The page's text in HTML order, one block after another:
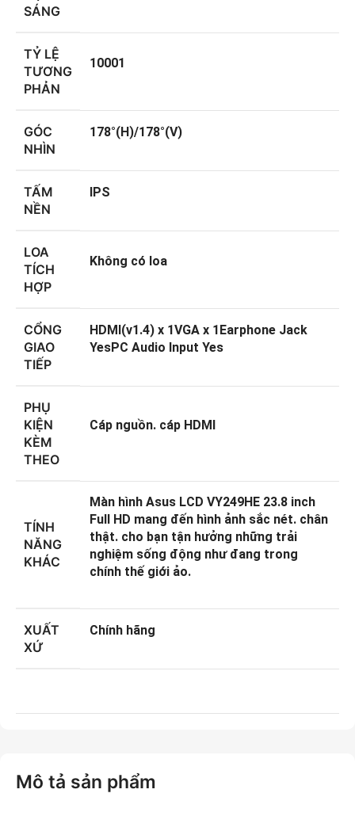
Mô tả sản phẩm
SÁNG
TỶ LỆ
TƯƠNG
PHẢN
10001
GÓC
NHÌN
178°(H)/178°(V)
TẤM
NỀN
IPS
LOA
TÍCH
HỢP
Không có loa
CỔNG
GIAO
TIẾP
HDMI(v1.4) x 1VGA x 1Earphone Jack
YesPC Audio Input Yes
PHỤ
KIỆN
KÈM
THEO
Cáp nguồn. cáp HDMI
TÍNH
NĂNG
KHÁC
Màn hình Asus LCD VY249HE 23.8 inch
Full HD mang đến hình ảnh sắc nét. chân
thật. cho bạn tận hưởng những trải
nghiệm sống động như đang trong
chính thế giới ảo.
XUẤT
XỨ
Chính hãng